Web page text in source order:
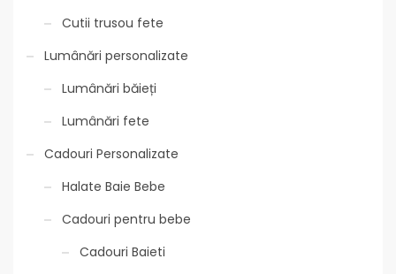
Cutii trusou fete
Lumânări personalizate
Lumânări băieți
Lumânări fete
Cadouri Personalizate
Halate Baie Bebe
Cadouri pentru bebe
Cadouri Baieti